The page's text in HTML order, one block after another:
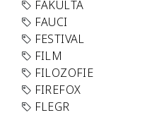
FAKULTA
FAUCI
FESTIVAL
FILM
FILOZOFIE
FIREFOX
FLEGR